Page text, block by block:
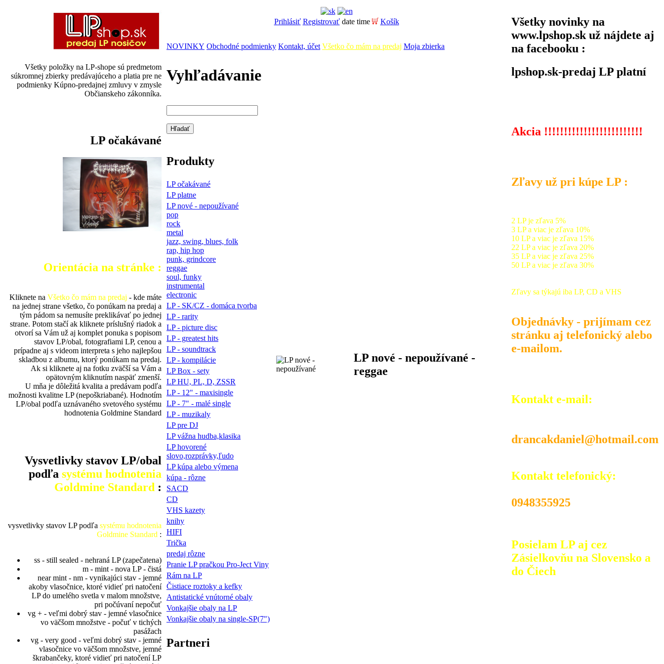
Všetky položky na LP-shope sú predmetom
súkromnej zbierky predávajúceho a platia pre ne
podmienky Kúpno-predajnej zmluvy v zmysle
Občianskeho zákonníka.
LP očakávané
Orientácia na stránke :
Kliknete na Všetko čo mám na predaj - kde máte
na jednej strane všetko, čo ponúkam na predaj a
tým pádom sa nemusíte preklikávať po jednej
strane. Potom stačí ak kliknete príslušný riadok a
otvorí sa Vám už aj komplet ponuka s popisom
stavov LP/obal, fotografiami LP, cenou a
prípadne aj s videom interpreta s jeho najlepšou
skladbou z albumu, ktorý ponúkam na predaj.
Ak si kliknete aj na fotku zväčší sa Vám a
opätovným kliknutím naspäť zmenší.
U mňa je dôležitá kvalita a predávam podľa
možnosti kvalitne LP (nepoškriabané). Hodnotím
LP/obal podľa uznávaného svetového systému
hodnotenia Goldmine Standard
Vysvetlivky stavov LP/obal
podľa systému hodnotenia
Goldmine Standard :
vysvetlivky stavov LP podľa systému hodnotenia
Goldmine Standard :
ss - still sealed - nehraná LP (zapečatena)
m - mint - nova LP - čistá
near mint - nm - vynikajúci stav - jemné
akoby vlasočnice, ktoré vidieť pri natočení
LP do umelého svetla v malom množstve,
pri počúvaní nepočuť
vg + - veľmi dobrý stav - jemné vlasočnice
vo väčšom množstve - počuť v tichých
pasážach
vg - very good - veľmi dobrý stav - jemné
vlasočnice vo väčšom množstve, jemné
škrabančeky, ktoré vidieť pri natočení LP
Prihlásiť Registrovať date time Košík
NOVINKY Obchodné podmienky Kontakt, účet Všetko čo mám na predaj Moja zbierka
Vyhľadávanie
Produkty
LP očakávané
LP platne
LP nové - nepoužívané
pop
rock
metal
jazz, swing, blues, folk
rap, hip hop
punk, grindcore
reggae
soul, funky
instrumental
electronic
LP - SK/CZ - domáca tvorba
LP - rarity
LP - picture disc
LP - greatest hits
LP - soundtrack
LP - kompilácie
LP Box - sety
LP HU, PL, D, ZSSR
LP - 12" - maxisingle
LP - 7" - malé single
LP - muzikaly
LP pre DJ
LP vážna hudba,klasika
LP hovorené
slovo,rozprávky,ľudo
LP kúpa alebo výmena
kúpa - rôzne
SACD
CD
VHS kazety
knihy
HIFI
Trička
predaj rôzne
Pranie LP pračkou Pro-Ject Viny
Rám na LP
Čistiace roztoky a kefky
Antistatické vnútorné obaly
Vonkajšie obaly na LP
Vonkajšie obaly na single-SP(7")
Partneri
LP nové - nepoužívané -
reggae
Všetky novinky na
www.lpshop.sk už nájdete aj
na facebooku :
lpshop.sk-predaj LP platní
Akcia !!!!!!!!!!!!!!!!!!!!!!!!!
Zľavy už pri kúpe LP :
2 LP je zľava 5%
3 LP a viac je zľava 10%
10 LP a viac je zľava 15%
22 LP a viac je zľava 20%
35 LP a viac je zľava 25%
50 LP a viac je zľava 30%
Zľavy sa týkajú iba LP, CD a VHS
Objednávky - prijímam cez
stránku aj telefonický alebo
e-mailom.
Kontakt e-mail:
drancakdaniel@hotmail.com
Kontakt telefonický:
0948355925
Posielam LP aj cez
Zásielkovňu na Slovensko a
do Čiech